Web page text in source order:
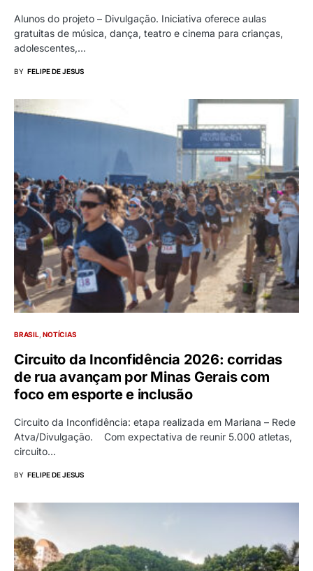
Alunos do projeto – Divulgação. Iniciativa oferece aulas
gratuitas de música, dança, teatro e cinema para crianças,
adolescentes,…
BY FELIPE DE JESUS
BRASIL NOTÍCIAS
Circuito da Inconfidência 2026: corridas
de rua avançam por Minas Gerais com
foco em esporte e inclusão
Circuito da Inconfidência: etapa realizada em Mariana – Rede
Atva/Divulgação. Com expectativa de reunir 5.000 atletas,
circuito…
BY FELIPE DE JESUS